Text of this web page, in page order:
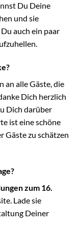
Du Deine
und sie
auch ein paar
an alle Gäste, die
Dich herzlich
Dich darüber
ist eine schöne
Gäste zu schätzen
zum 16.
Lade sie
Deiner